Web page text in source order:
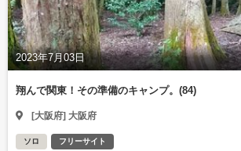
2023年7月03日
翔んで関東！その準備のキャンプ。(84)
[大阪府] 大阪府
ソロ フリーサイト